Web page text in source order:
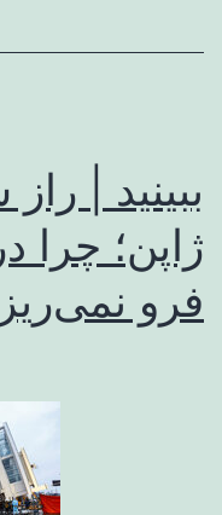
ببینید |
ژاپن؛ چرا
فرو